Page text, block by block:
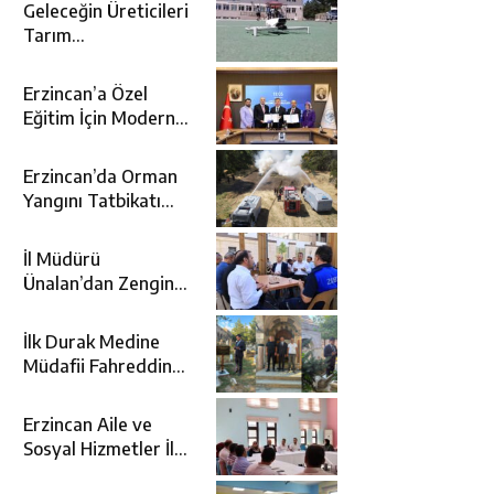
Geleceğin Üreticileri
Tarım
Tanışıyor
Erzincan’a Özel
Eğitim İçin Modern
Eğitim Meslek Okulu
Protokolü İmzalandı
Erzincan’da Orman
Yangını Tatbikatı
İl Müdürü
Ünalan’dan Zengin
Ziyareti
İlk Durak Medine
Müdafii Fahreddin
Kabri
Erzincan Aile ve
Sosyal Hizmetler İl